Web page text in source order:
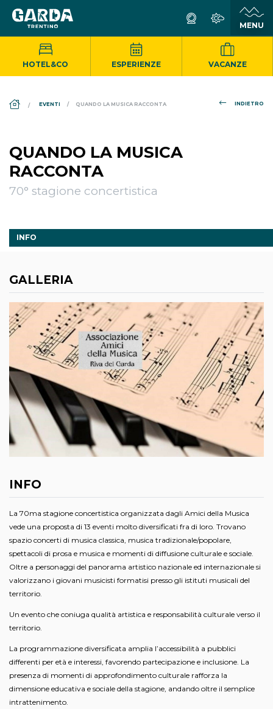
HOTEL&CO ESPERIENZE VACANZE
INDIETRO
DS_BREADCRUMB.HOME
EVENTI QUANDO LA MUSICA RACCONTA
QUANDO LA MUSICA
RACCONTA
70° stagione concertistica
INFO
GALLERIA
INFO
La 70ma stagione concertistica organizzata dagli Amici della Musica
vede una proposta di 13 eventi molto diversificati fra di loro. Trovano
spazio concerti di musica classica, musica tradizionale/popolare,
spettacoli di prosa e musica e momenti di diffusione culturale e sociale.
Oltre a personaggi del panorama artistico nazionale ed internazionale si
valorizzano i giovani musicisti formatisi presso gli istituti musicali del
territorio.
Un evento che coniuga qualità artistica e responsabilità culturale verso il
territorio.
La programmazione diversificata amplia l’accessibilità a pubblici
differenti per età e interessi, favorendo partecipazione e inclusione. La
presenza di momenti di approfondimento culturale rafforza la
dimensione educativa e sociale della stagione, andando oltre il semplice
intrattenimento.